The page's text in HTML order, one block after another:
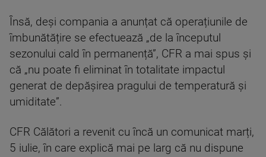
Însă, deși compania a anunțat că operațiunile de
îmbunătățire se efectuează „de la începutul
sezonului cald în permanență”, CFR a mai spus și
că „nu poate fi eliminat în totalitate impactul
generat de depășirea pragului de temperatură și
umiditate”.
CFR Călători a revenit cu încă un comunicat marți,
5 iulie, în care explică mai pe larg că nu dispune